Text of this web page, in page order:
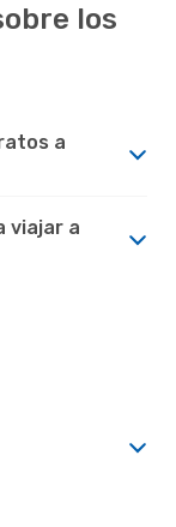
los
a
viajar a